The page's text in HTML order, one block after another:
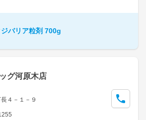
バリア粒剤 700g
グ河原木店
４－１－９